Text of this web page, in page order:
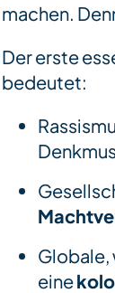
machen.
Der erste
bedeutet:
eine